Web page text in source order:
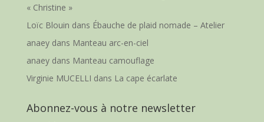
« Christine »
Loïc Blouin dans Ébauche de plaid nomade – Atelier
anaeydans Manteau arc-en-ciel
anaeydans Manteau camouflage
Virginie MUCELLI dans La cape écarlate
Abonnez-vous à notre newsletter